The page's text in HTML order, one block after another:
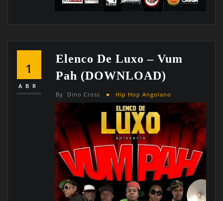
1
ABR
Elenco De Luxo – Vum
Pah (DOWNLOAD)
By Dino Cross Hip Hop Angolano